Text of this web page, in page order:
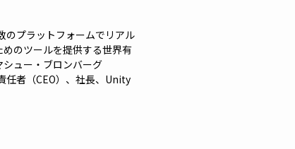
のプラットフォームでリアル
のツールを提供する世界有
ュー・ブロンバーグ
者（CEO）、社長、Unity